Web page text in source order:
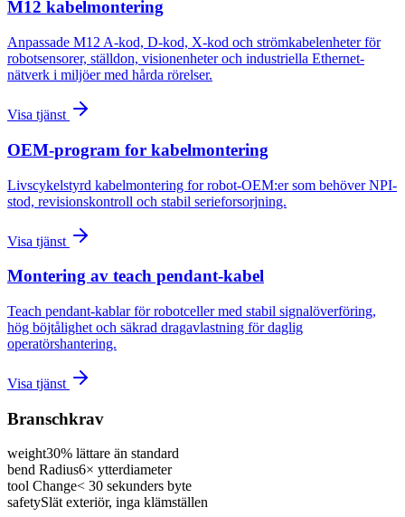
M12 kabelmontering
Anpassade M12 A-kod, D-kod, X-kod och strömkabelenheter för
robotsensorer, ställdon, visionenheter och industriella Ethernet-
nätverk i miljöer med hårda rörelser.
Visa tjänst
OEM-program for kabelmontering
Livscykelstyrd kabelmontering for robot-OEM:er som behöver NPI-
stod, revisionskontroll och stabil serieforsorjning.
Visa tjänst
Montering av teach pendant-kabel
Teach pendant-kablar för robotceller med stabil signalöverföring,
hög böjtålighet och säkrad dragavlastning för daglig
operatörshantering.
Visa tjänst
Branschkrav
weight30% lättare än standard
bend Radius6× ytterdiameter
tool Change< 30 sekunders byte
safetySlät exteriör, inga klämställen